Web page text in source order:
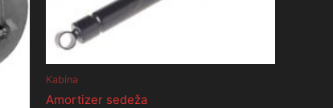
Kabina
Amortizer sedeža